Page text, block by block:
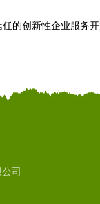
的创新性企业服务
司